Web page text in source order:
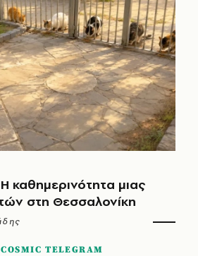
καθημερινότητα μιας
στη Θεσσαλονίκη
COSMIC TELEGRAM